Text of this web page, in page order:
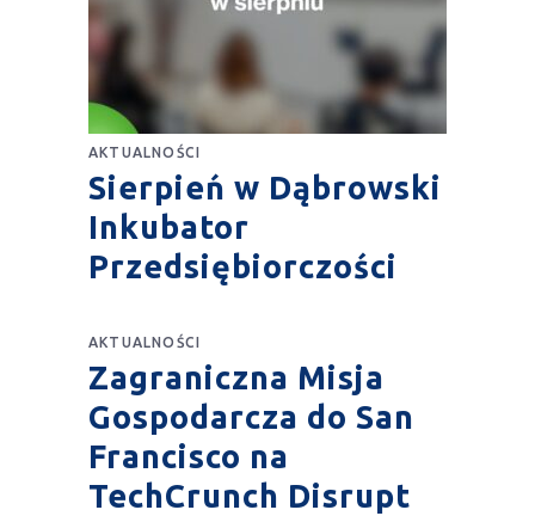
AKTUALNOŚCI
Sierpień w Dąbrowski
Inkubator
Przedsiębiorczości
AKTUALNOŚCI
Zagraniczna Misja
Gospodarcza do San
Francisco na
TechCrunch Disrupt